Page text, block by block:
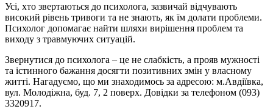
Усі, хто звертаються до психолога, зазвичай відчувають
високий рівень тривоги та не знають, як їм долати проблеми.
Психолог допомагає найти шляхи вирішення проблем та
виходу з травмуючих ситуацій.
Звернутися до психолога – це не слабкість, а прояв мужності
та істинного бажання досягти позитивних змін у власному
житті. Нагадуємо, що ми знаходимось за адресою: м.Авдіївка,
вул. Молодіжна, буд. 7, 2 поверх. Довідки за телефоном (093)
3320917.